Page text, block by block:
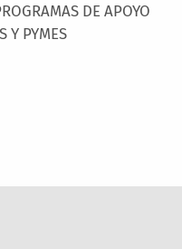
DE APOYO
Y PYMES